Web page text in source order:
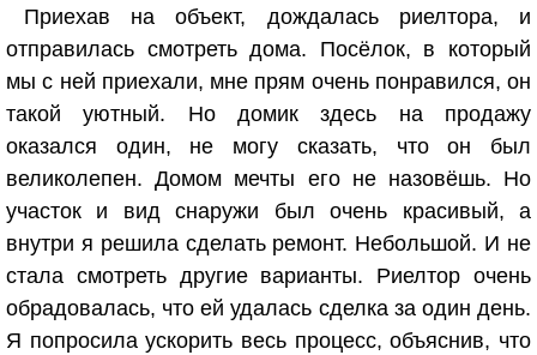
Приехав на объект, дождалась риелтора, и
отправилась смотреть дома. Посёлок, в который
мы с ней приехали, мне прям очень понравился, он
такой уютный. Но домик здесь на продажу
оказался один, не могу сказать, что он был
великолепен. Домом мечты его не назовёшь. Но
участок и вид снаружи был очень красивый, а
внутри я решила сделать ремонт. Небольшой. И не
стала смотреть другие варианты. Риелтор очень
обрадовалась, что ей удалась сделка за один день.
Я попросила ускорить весь процесс, объяснив, что